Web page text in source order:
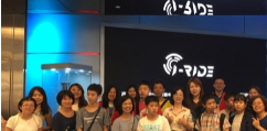
澳洲黄金海岸最大乐园Dreamwolrd
开幕。智崴集团欧阳志宏执行长笑
从地球最北端到最南端都可以看到
行剧院！
阅读更多